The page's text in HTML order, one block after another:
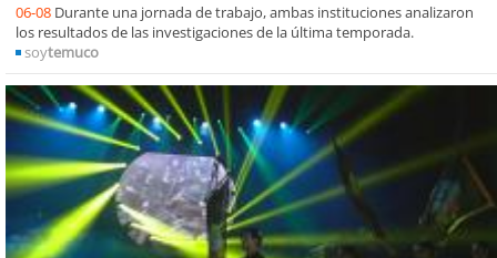
06-08 Durante una jornada de trabajo, ambas instituciones analizaron
los resultados de las investigaciones de la última temporada.
soytemuco